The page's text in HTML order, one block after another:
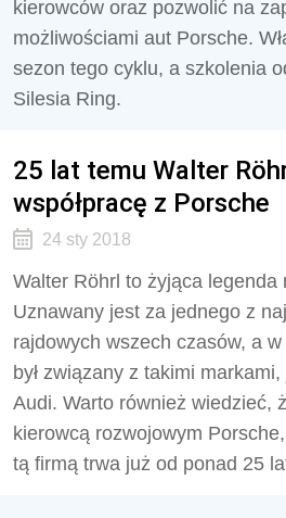
kierowców oraz pozwolić na
możliwościami aut Porsche.
sezon tego cyklu, a szkolenia
Silesia Ring.
25 lat temu Walter
współpracę z Porsche
24 sty 2018
Walter Röhrl to żyjąca legenda
Uznawany jest za jednego z
rajdowych wszech czasów, a
był związany z takimi
Audi. Warto również wiedzieć,
kierowcą rozwojowym
tą firmą trwa już od ponad 25